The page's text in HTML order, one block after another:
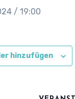
/ 19:00
hinzufügen